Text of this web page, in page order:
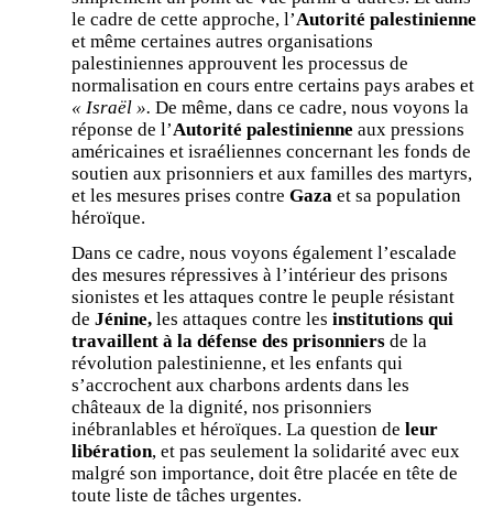
le cadre de cette approche, l’Autorité palestinienne
et même certaines autres organisations
palestiniennes approuvent les processus de
normalisation en cours entre certains pays arabes et
« Israël ». De même, dans ce cadre, nous voyons la
réponse de l’Autorité palestinienne aux pressions
américaines et israéliennes concernant les fonds de
soutien aux prisonniers et aux familles des martyrs,
et les mesures prises contre Gaza et sa population
héroïque.
Dans ce cadre, nous voyons également l’escalade
des mesures répressives à l’intérieur des prisons
sionistes et les attaques contre le peuple résistant
de Jénine, les attaques contre les institutions qui
travaillent à la défense des prisonniers de la
révolution palestinienne, et les enfants qui
s’accrochent aux charbons ardents dans les
châteaux de la dignité, nos prisonniers
inébranlables et héroïques. La question de leur
libération, et pas seulement la solidarité avec eux
malgré son importance, doit être placée en tête de
toute liste de tâches urgentes.